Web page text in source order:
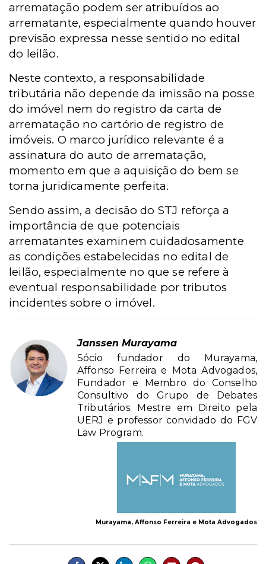
arrematação podem ser atribuídos ao
arrematante, especialmente quando houver
previsão expressa nesse sentido no edital
do leilão.
Neste contexto, a responsabilidade
tributária não depende da imissão na posse
do imóvel nem do registro da carta de
arrematação no cartório de registro de
imóveis. O marco jurídico relevante é a
assinatura do auto de arrematação,
momento em que a aquisição do bem se
torna juridicamente perfeita.
Sendo assim, a decisão do STJ reforça a
importância de que potenciais
arrematantes examinem cuidadosamente
as condições estabelecidas no edital de
leilão, especialmente no que se refere à
eventual responsabilidade por tributos
incidentes sobre o imóvel.
Janssen Murayama
Sócio fundador do Murayama,
Affonso Ferreira e Mota Advogados,
Fundador e Membro do Conselho
Consultivo do Grupo de Debates
Tributários. Mestre em Direito pela
UERJ e professor convidado do FGV
Law Program.
Murayama, Affonso Ferreira e Mota Advogados